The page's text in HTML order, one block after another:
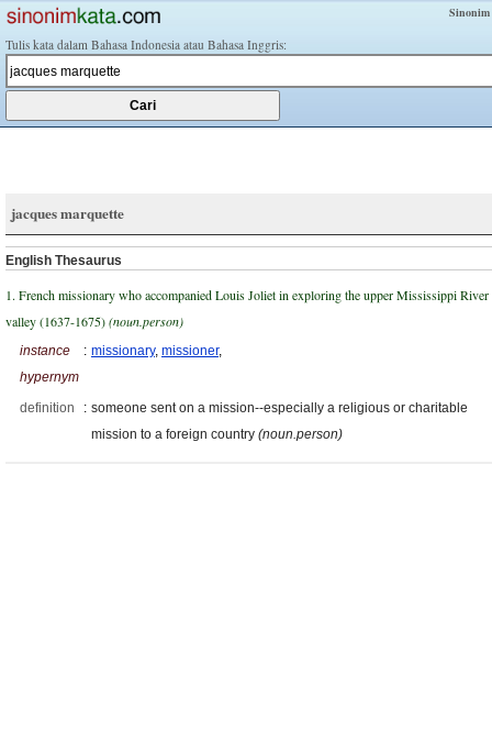
Tulis kata dalam Bahasa Indonesia atau Bahasa Inggris:
jacques marquette
English Thesaurus
1. French missionary who accompanied Louis Joliet in exploring the upper Mississippi River
valley (1637-1675)(noun.person)
instance
hypernym
: missionary, missioner,
definition : someone sent on a mission--especially a religious or charitable
mission to a foreign country (noun.person)